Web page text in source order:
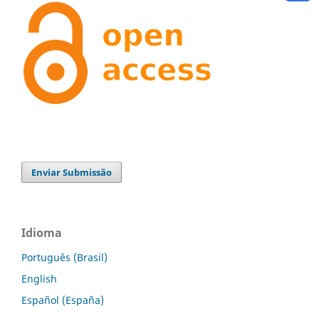
Enviar Submissão
Idioma
Português (Brasil)
English
Español (España)